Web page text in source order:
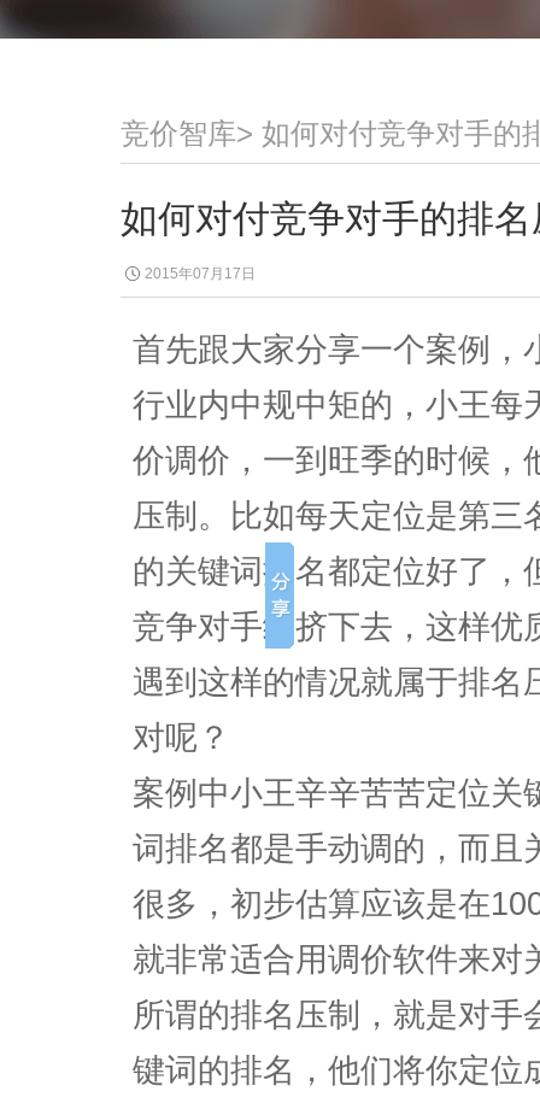
竞价智库> 如何对付竞争对手的
如何对付竞争对手的排
2015年07月17日
首先跟大家分享一个案例，
行业内中规中矩的，小王每
价调价，一到旺季的时候，
压制。比如每天定位是第
的关键词排名都定位好了
竞争对手给挤下去，这样优
遇到这样的情况就属于排名
对呢？
案例中小王辛辛苦苦定位关
词排名都是手动调的，而且
很多，初步估算应该是在
就非常适合用调价软件来对
所谓的排名压制，就是对
键词的排名，他们将你定位